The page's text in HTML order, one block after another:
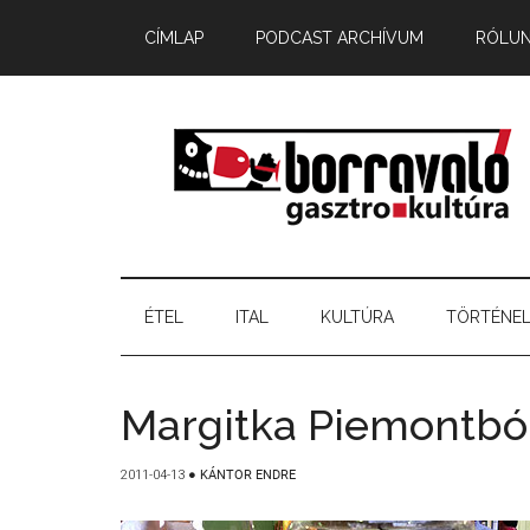
CÍMLAP PODCAST ARCHÍVUM
ÉTEL ITAL KULTÚRA
Margitka
2011-04-13 ● KÁNTOR ENDRE